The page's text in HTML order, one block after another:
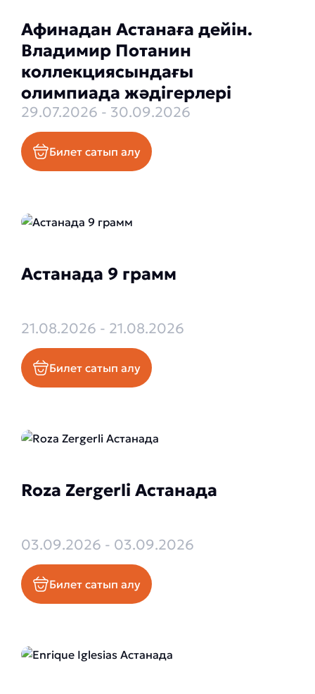
Афинадан Астанаға дейін.
Владимир Потанин
коллекциясындағы
олимпиада жәдігерлері
29.07.2026 - 30.09.2026
Билет сатып алу
Астанада 9 грамм
21.08.2026 - 21.08.2026
Билет сатып алу
Roza Zergerli Астанада
03.09.2026 - 03.09.2026
Билет сатып алу